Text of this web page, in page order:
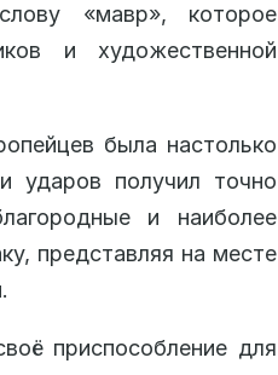
«мавр», которое
и художественной
была настолько
ударов получил точно
и наиболее
представляя на месте
приспособление для